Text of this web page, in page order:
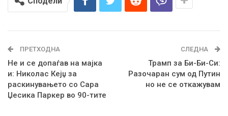
ПРЕТХОДНА
Не и се допаѓав на мајка
и: Николас Кејџ за
раскинувањето со Сара
Џесика Паркер во 90-тите
СЛЕДНА
Трамп за Би-Би-Си:
Разочаран сум од Путин
но не се откажувам